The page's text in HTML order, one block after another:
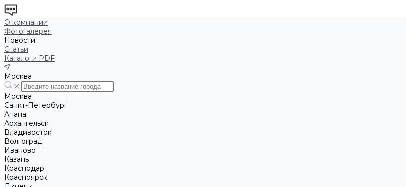
О компании
Фотогалерея
Новости
Статьи
Каталоги PDF
Москва
Москва
Санкт-Петербург
Анапа
Архангельск
Владивосток
Волгоград
Иваново
Казань
Краснодар
Красноярск